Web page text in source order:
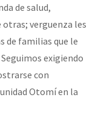
de salud,
verguenza les
de familias que le
exigiendo
con
Otomí en la